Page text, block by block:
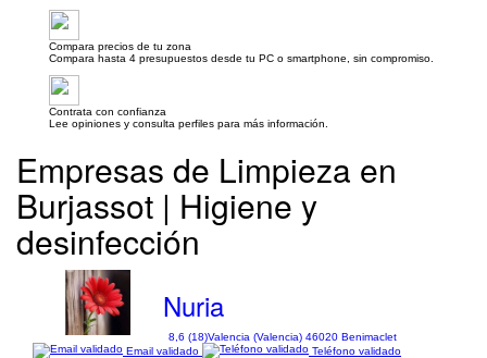
Compara precios de tu zona
Compara hasta 4 presupuestos desde tu PC o smartphone, sin compromiso.
Contrata con confianza
Lee opiniones y consulta perfiles para más información.
Empresas de Limpieza en
Burjassot | Higiene y
desinfección
Nuria
8,6 (18)Valencia (Valencia) 46020 Benimaclet
Email validado
Teléfono validado